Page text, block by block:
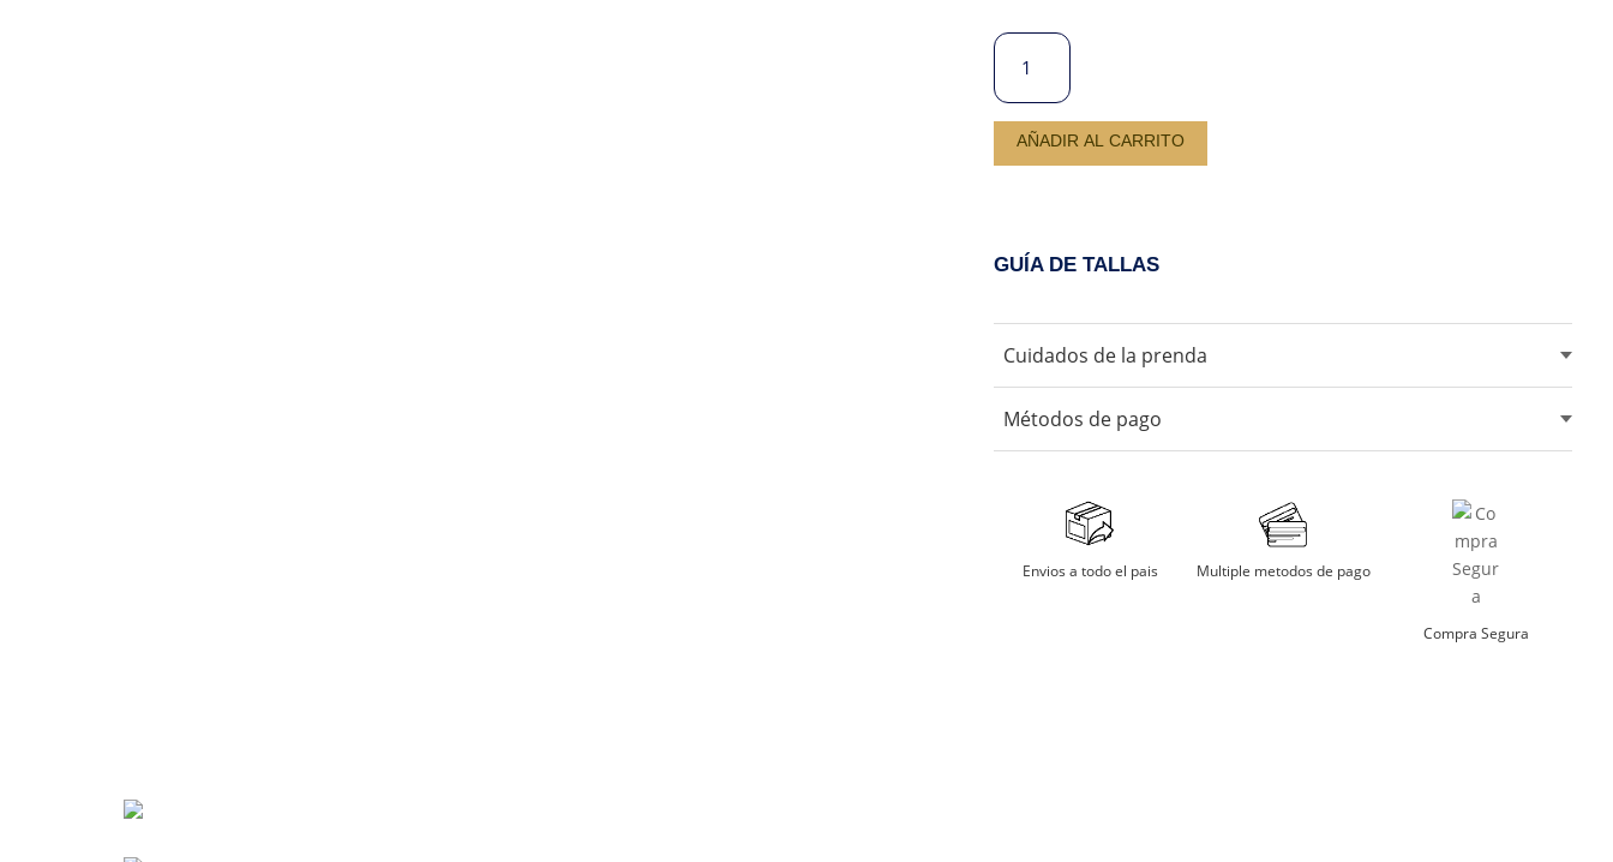
BIVIDI
YADIRA
CANTIDAD
AÑADIR AL CARRITO
GUÍA DE TALLAS
Cuidados de la prenda
No usar maquina secadora.
Secarlo en sombra.
Métodos de pago
Aceptamos tarjetas de crédito, débito, transferencias bancarias y
billeteras digitales.
Envios a todo el pais Multiple metodos de pago
Compra Segura